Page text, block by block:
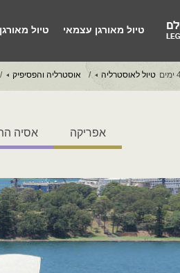
טיול מאורגן עצמאי טיול
אוסטרליה והפסיפיק טיול לאוסטרליה
אסיה אפריקה